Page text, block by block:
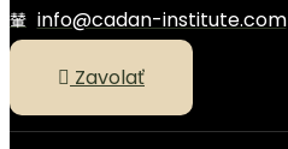
info@cadan-institute.com
Zavolať